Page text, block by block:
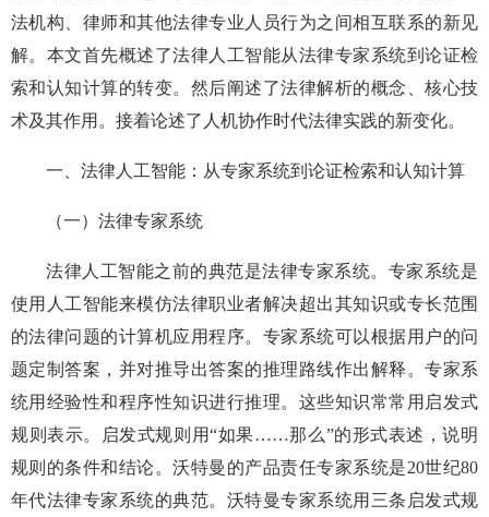
法机构、律师和其他法律专业人员行为之间相互联系的新见
解。本文首先概述了法律人工智能从法律专家系统到论证检
索和认知计算的转变。然后阐述了法律解析的概念、核心技
术及其作用。接着论述了人机协作时代法律实践的新变化。
一、法律人工智能：从专家系统到论证检索和认知计算
（一）法律专家系统
法律人工智能之前的典范是法律专家系统。专家系统是
使用人工智能来模仿法律职业者解决超出其知识或专长范围
的法律问题的计算机应用程序。专家系统可以根据用户的问
题定制答案，并对推导出答案的推理路线作出解释。专家系
统用经验性和程序性知识进行推理。这些知识常常用启发式
规则表示。启发式规则用“如果……那么”的形式表述，说明
规则的条件和结论。沃特曼的产品责任专家系统是20世纪80
年代法律专家系统的典范。沃特曼专家系统用三条启发式规